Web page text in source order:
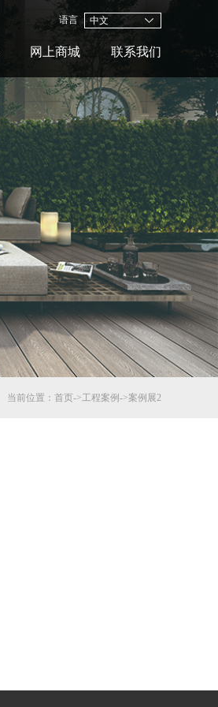
语言 中文
网上商城 联系我们
当前位置： 首页->工程案例 ->案例展2